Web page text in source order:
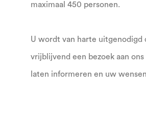
maximaal 450 personen.
U wordt van harte uitgenodigd
vrijblijvend een bezoek aan
laten informeren en uw